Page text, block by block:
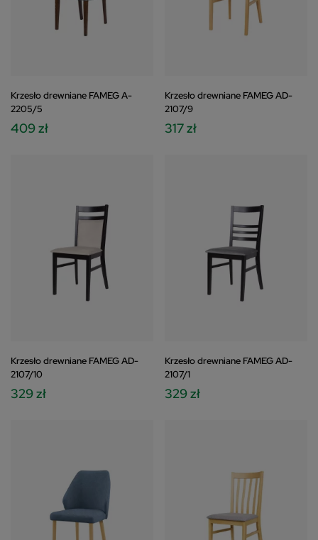
Krzesło drewniane FAMEG A-
2205/5
409 zł
Krzesło drewniane FAMEG AD-
2107/9
317 zł
Krzesło drewniane FAMEG AD-
2107/10
329 zł
Krzesło drewniane FAMEG AD-
2107/1
329 zł